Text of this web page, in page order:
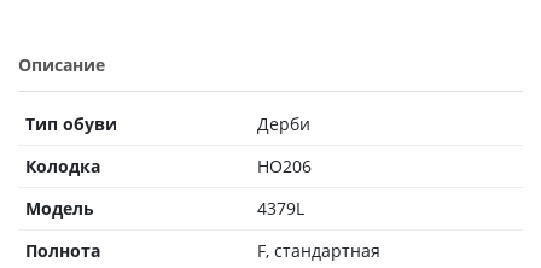
Описание
Тип обуви
Дерби
Колодка
HO206
Модель
4379L
Полнота
F, стандартная